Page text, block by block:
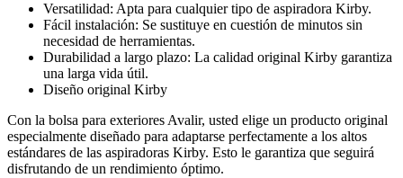
Versatilidad: Apta para cualquier tipo de aspiradora Kirby.
Fácil instalación: Se sustituye en cuestión de minutos sin
necesidad de herramientas.
Durabilidad a largo plazo: La calidad original Kirby garantiza
una larga vida útil.
Diseño original Kirby
Con la bolsa para exteriores Avalir, usted elige un producto original
especialmente diseñado para adaptarse perfectamente a los altos
estándares de las aspiradoras Kirby. Esto le garantiza que seguirá
disfrutando de un rendimiento óptimo.